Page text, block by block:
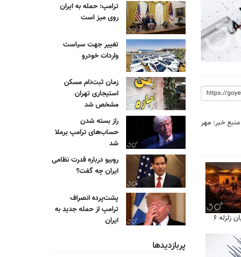
منبع خبر:مهر
جدیدترین آمار قربانیان زلزله ۶
ترامپ: حمله به ایران
روی میز است
تغییر جهت سیاست
واردات خودرو
زمان ثبت‌نام مسکن
استیجاری تهران
مشخص شد
راز بسته شدن
حساب‌های ترامپ برملا
شد
روبیو درباره قدرت نظامی
ایران چه گفت؟
پشت‌پرده انصراف
ترامپ از حمله جدید به
ایران
پربازدیدها